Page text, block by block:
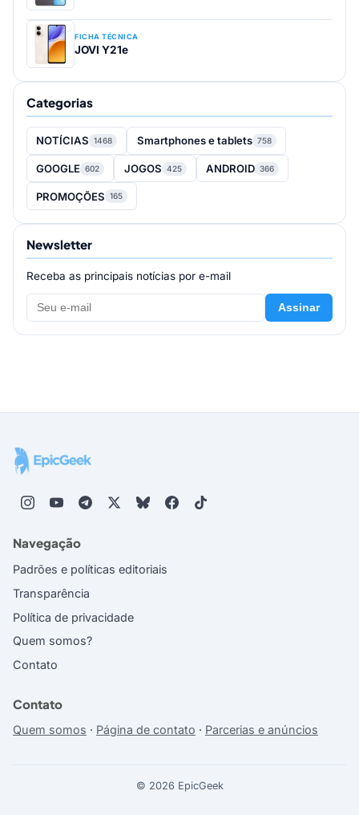
FICHA TÉCNICA
JOVI Y21e
Categorias
NOTÍCIAS 1468 Smartphones e tablets 758
GOOGLE 602 JOGOS 425 ANDROID 366
PROMOÇÕES 165
Newsletter
Receba as principais notícias por e-mail
Assinar
Navegação
Padrões e políticas editoriais
Transparência
Política de privacidade
Quem somos?
Contato
Contato
Quem somos · Página de contato · Parcerias e anúncios
© 2026 EpicGeek